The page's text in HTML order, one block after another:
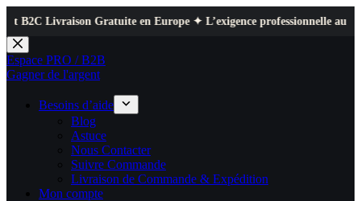
Gratuite en Europe ✦ L’exigence professionnelle au service de
Passer
au
contenu
Espace PRO / B2B
Gagner de l'argent
Besoins d’aide
Blog
Astuce
Nous Contacter
Suivre Commande
Livraison de Commande & Expédition
Mon compte